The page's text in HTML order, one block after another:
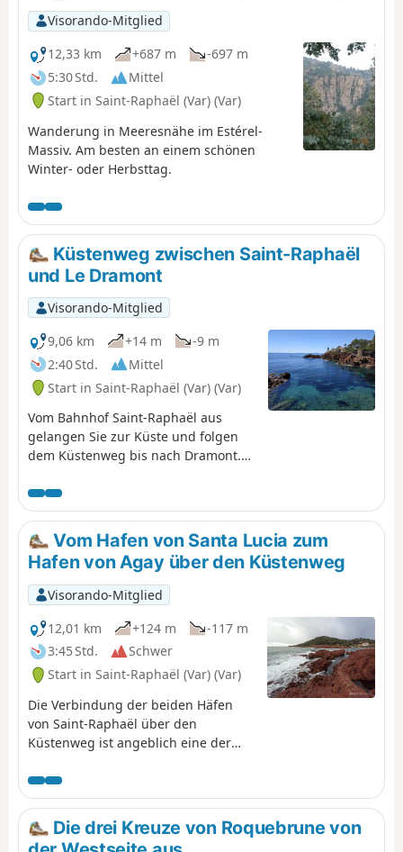
Visorando-Mitglied
12,33 km
+687 m
-697 m
5:30 Std.
Mittel
Start in Saint-Raphaël (Var) (Var)
Wanderung in Meeresnähe im Estérel-
Massiv. Am besten an einem schönen
Winter- oder Herbsttag.
Küstenweg zwischen Saint-Raphaël
und Le Dramont
Visorando-Mitglied
9,06 km
+14 m
-9 m
2:40 Std.
Mittel
Start in Saint-Raphaël (Var) (Var)
Vom Bahnhof Saint-Raphaël aus
gelangen Sie zur Küste und folgen
dem Küstenweg bis nach Dramont.
Buchten und schönen Sand- und
Kiesstränden sowie dem
türkisfarbenen Meer ist eine wahre
Augenweide. Achtung, dieser
Küstenweg ist kein richtiger Weg.
Man bewegt sich hauptsächlich auf
Felsen und mit Hilfe von Treppen
fort.
Vom Hafen von Santa Lucia zum
Hafen von Agay über den Küstenweg
Visorando-Mitglied
12,01 km
+124 m
-117 m
3:45 Std.
Schwer
Start in Saint-Raphaël (Var) (Var)
Die Verbindung der beiden Häfen
von Saint-Raphaël über den
Küstenweg ist angeblich eine der
d'Azur. Der Reiz dieser Wanderung
ist unbestreitbar, aber man muss
wissen, dass sie nicht für jedermann
geeignet ist. Von einem Wanderweg
Die drei Kreuze von Roquebrune von